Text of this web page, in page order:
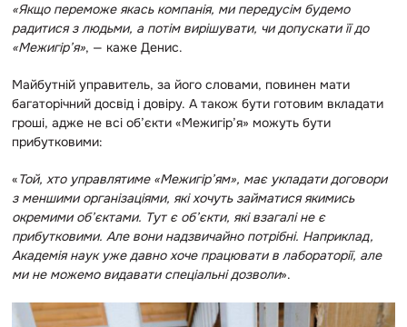
«Якщо переможе якась компанія, ми передусім будемо
радитися з людьми, а потім вирішувати, чи допускати її до
«Межигір’я», — каже Денис.
Майбутній управитель, за його словами, повинен мати
багаторічний досвід і довіру. А також бути готовим вкладати
гроші, адже не всі об’єкти «Межигір’я» можуть бути
прибутковими:
«Той, хто управлятиме «Межигір’ям», має укладати договори
з меншими організаціями, які хочуть займатися якимись
окремими об’єктами. Тут є об’єкти, які взагалі не є
прибутковими. Але вони надзвичайно потрібні. Наприклад,
Академія наук уже давно хоче працювати в лабораторії, але
ми не можемо видавати спеціальні дозволи».